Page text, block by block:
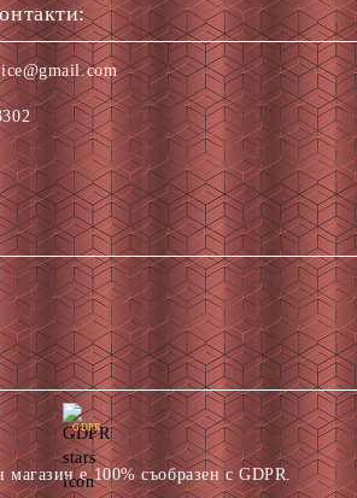
GDPR
е 100% съобразен с GDPR.